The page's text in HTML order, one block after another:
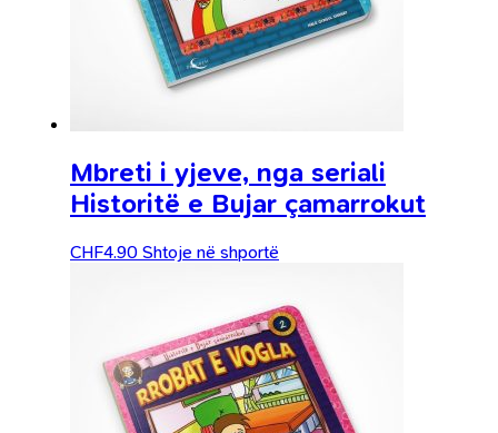
Mbreti i yjeve, nga seriali
Historitë e Bujar çamarrokut
CHF4.90 Shtoje në shportë